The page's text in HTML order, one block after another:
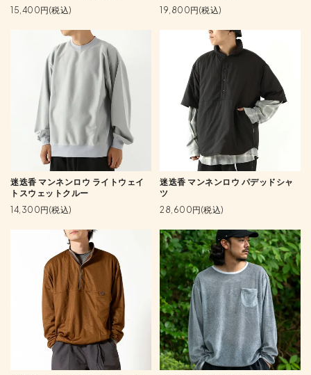
15,400円(税込)
19,800円(税込)
迷迭香 マンネンロウ ライトウェイ
トスウェットクルー
14,300円(税込)
迷迭香 マンネンロウ パデッドシャ
ツ
28,600円(税込)